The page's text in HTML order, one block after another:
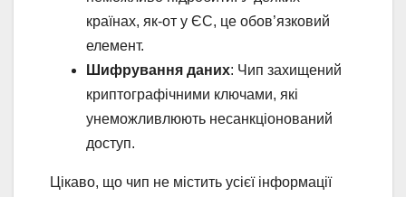
країнах, як-от у ЄС, це обов’язковий
елемент.
Шифрування даних: Чип захищений
криптографічними ключами, які
унеможливлюють несанкціонований
доступ.
Цікаво, що чип не містить усієї інформації